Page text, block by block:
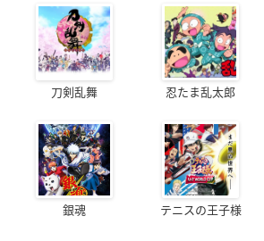
刀剣乱舞 忍たま乱太郎
銀魂 テニスの王子様